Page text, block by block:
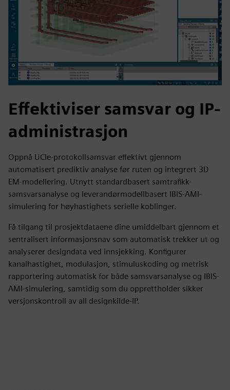
Effektiviser samsvar og IP-
administrasjon
Oppnå UCIe-protokollsamsvar effektivt gjennom
automatisert prediktiv analyse før ruten og integrert 3D
EM-modellering. Utnytt standardbasert samtrafikk-
samsvarsanalyse og leverandørmodellbasert IBIS-AMI-
simulering for høyhastighets serielle koblinger.
Få tilgang til prosjektdataene dine umiddelbart gjennom et
sentralisert informasjonsnav som automatisk trekker ut og
analyserer designdata ved innsjekking. Konfigurer
kanalhastighet, modulasjon, stimuluskoding og metrisk
rapportering automatisk for både samsvarsanalyse og IBIS-
AMI-simulering, samtidig som du opprettholder sikker
versjonskontroll av all designkilde-IP.